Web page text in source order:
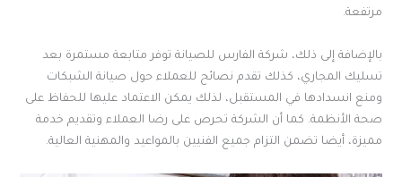
مرتفعة.
بالإضافة إلى ذلك، شركة الفارس للصيانة توفر متابعة مستمرة بعد
تسليك المجاري، كذلك تقدم نصائح للعملاء حول صيانة الشبكات
ومنع انسدادها في المستقبل، لذلك يمكن الاعتماد عليها للحفاظ على
صحة الأنظمة. كما أن الشركة تحرص على رضا العملاء وتقديم خدمة
مميزة، أيضا تضمن التزام جميع الفنيين بالمواعيد والمهنية العالية.